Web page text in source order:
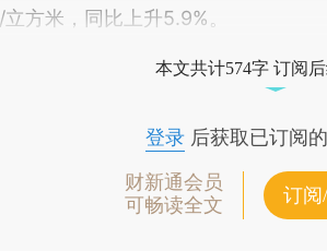
方米，同比上升5.9%。
本文共计574字 订阅
登录后获取已订阅
财新通会员
可畅读全文
订阅